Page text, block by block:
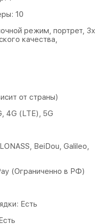
10
режим, портрет, 3х
качества,
от страны)
4G (LTE), 5G
BeiDou, Galileo,
(Ограниченно в РФ)
Есть